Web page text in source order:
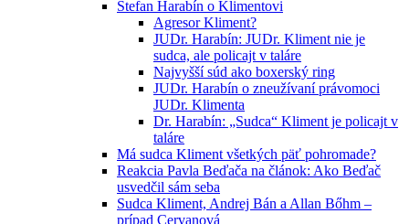
Štefan Harabín o Klimentovi
Agresor Kliment?
JUDr. Harabín: JUDr. Kliment nie je
sudca, ale policajt v taláre
Najvyšší súd ako boxerský ring
JUDr. Harabín o zneužívaní právomoci
JUDr. Klimenta
Dr. Harabín: „Sudca“ Kliment je policajt v
taláre
Má sudca Kliment všetkých päť pohromade?
Reakcia Pavla Beďača na článok: Ako Beďač
usvedčil sám seba
Sudca Kliment, Andrej Bán a Allan Bőhm –
prípad Cervanová